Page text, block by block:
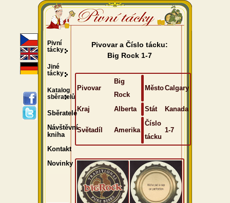
Pivovar a Číslo tácku:
Big Rock 1-7
Pivovar
Big
Rock
MěstoCalgary
Kraj Alberta Stát Kanada
Světadíl Amerika
Číslo
tácku
1-7
Pivní
tácky
Jiné
tácky
Katalog
sběratelů
Sběratelé
Návštěvní
kniha
Kontakt
Novinky